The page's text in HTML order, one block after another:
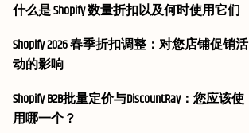
什么是 Shopify 数量折扣以及何时使用它们
Shopify 2026 春季折扣调整：对您店铺促销活
动的影响
Shopify B2B批量定价与DiscountRay：您应该使
用哪一个？